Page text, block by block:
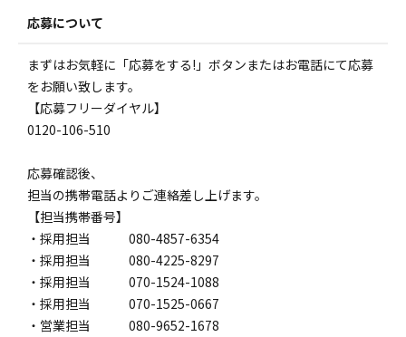
応募について
まずはお気軽に「応募をする!」ボタンまたはお電話にて応募
をお願い致します。
【応募フリーダイヤル】
0120-106-510
応募確認後、
担当の携帯電話よりご連絡差し上げます。
【担当携帯番号】
・採用担当 080-4857-6354
・採用担当 080-4225-8297
・採用担当 070-1524-1088
・採用担当 070-1525-0667
・営業担当 080-9652-1678